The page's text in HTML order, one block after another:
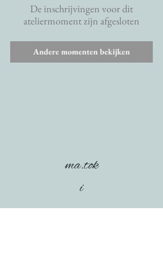
De inschrijvingen voor dit
ateliermoment zijn afgesloten
Andere momenten bekijken
ma.tok
i